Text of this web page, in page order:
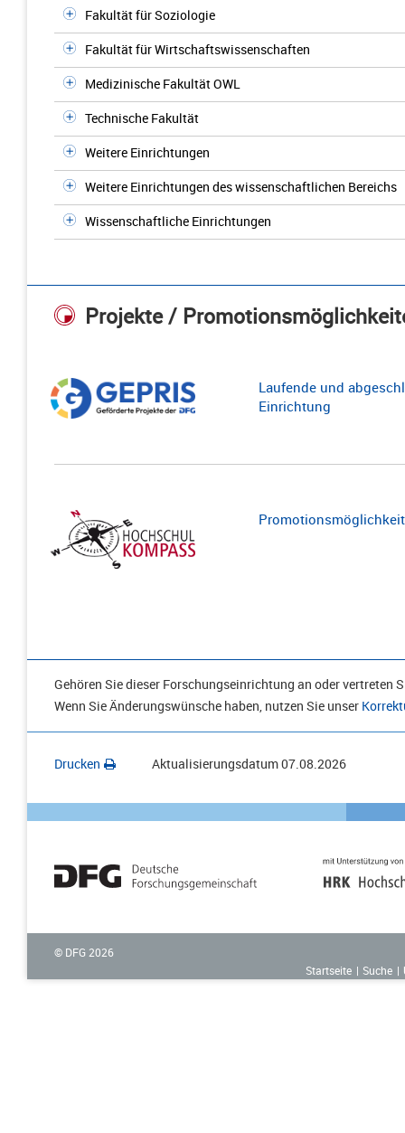
Fakultät für Soziologie
Fakultät für Wirtschaftswissenschaften
Medizinische Fakultät OWL
Technische Fakultät
Weitere Einrichtungen
Weitere Einrichtungen des wissenschaftlichen Bereichs
Wissenschaftliche Einrichtungen
Projekte /
Laufende und
Einrichtung
Gehören Sie dieser Forschungseinrichtung an oder vertreten
Wenn Sie Änderungswünsche haben, nutzen Sie unser
Drucken Aktualisierungsdatum07.08.2026
© DFG 2026
Startseite
Suche